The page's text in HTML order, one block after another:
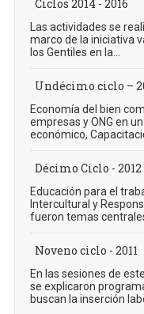
Ciclos 2014 - 2016
Las actividades se
marco de la iniciativa
los Gentiles en la...
Undécimo ciclo –
Economía del bien
empresas y ONG en
económico,
Décimo Ciclo - 2012
Educación para el
Intercultural y
fueron temas
Noveno ciclo - 2011
En las sesiones de
se explicaron
buscan la inserción